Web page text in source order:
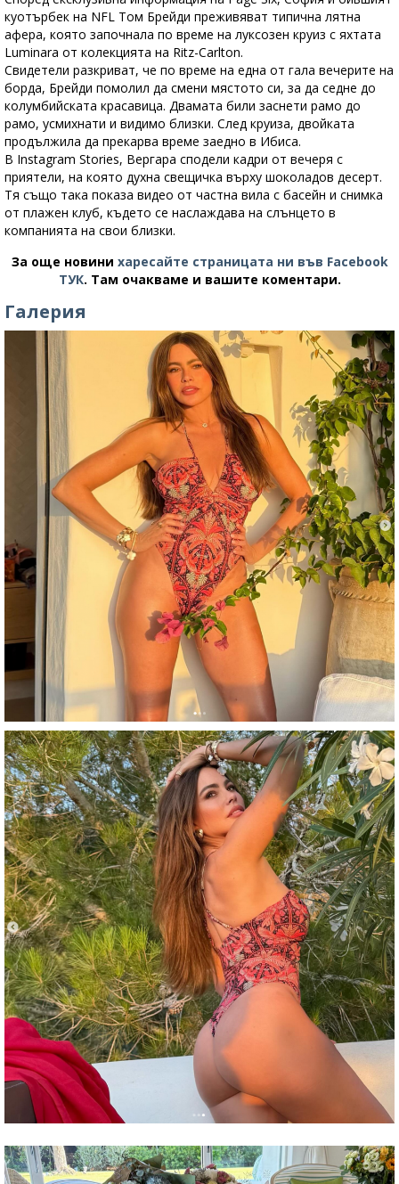
куотърбек на NFL Том Брейди преживяват типична лятна
афера, която започнала по време на луксозен круиз с яхтата
Luminara от колекцията на Ritz-Carlton.
Свидетели разкриват, че по време на една от гала вечерите на
борда, Брейди помолил да смени мястото си, за да седне до
колумбийската красавица. Двамата били заснети рамо до
рамо, усмихнати и видимо близки. След круиза, двойката
продължила да прекарва време заедно в Ибиса.
В Instagram Stories, Вергара сподели кадри от вечеря с
приятели, на която духна свещичка върху шоколадов десерт.
Тя също така показа видео от частна вила с басейн и снимка
от плажен клуб, където се наслаждава на слънцето в
компанията на свои близки.
За още новини харесайте страницата ни във Facebook
ТУК. Там очакваме и вашите коментари.
Галерия